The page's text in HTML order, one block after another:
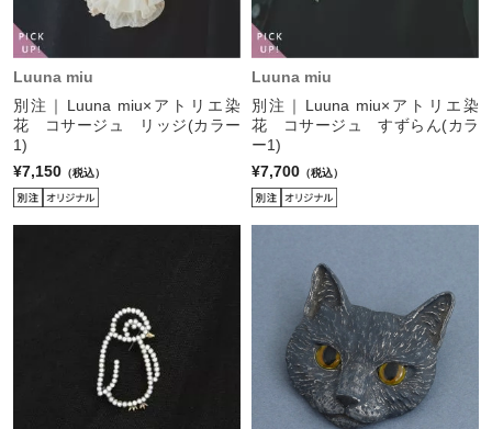
Luuna miu
別注｜Luuna miu×アトリエ染
花 コサージュ リッジ(カラー
1)
¥7,150 （税込）
Luuna miu
別注｜Luuna miu×アトリエ染
花 コサージュ すずらん(カラ
ー1)
¥7,700 （税込）